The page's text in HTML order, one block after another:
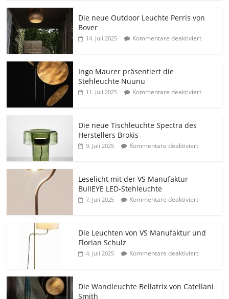
Die neue Outdoor Leuchte Perris von
Bover
14. Juli 2025 Kommentare deaktiviert
Ingo Maurer präsentiert die
Stehleuchte Nuunu
11. Juli 2025 Kommentare deaktiviert
Die neue Tischleuchte Spectra des
Herstellers Brokis
9. Juli 2025 Kommentare deaktiviert
Leselicht mit der VS Manufaktur
BullEYE LED-Stehleuchte
7. Juli 2025 Kommentare deaktiviert
Die Leuchten von VS Manufaktur und
Florian Schulz
4. Juli 2025 Kommentare deaktiviert
Die Wandleuchte Bellatrix von Catellani
Smith